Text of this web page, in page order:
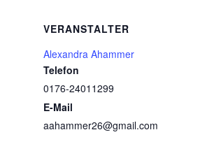
VERANSTALTER
Alexandra Ahammer
Telefon
0176-24011299
E-Mail
aahammer26@gmail.com